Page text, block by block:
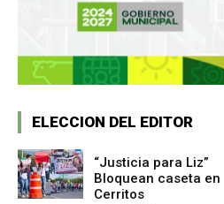
ELECCION DEL EDITOR
“Justicia para Liz”
Bloquean caseta en
Cerritos